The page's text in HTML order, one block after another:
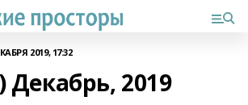
2019, 17:32
Декабрь, 2019